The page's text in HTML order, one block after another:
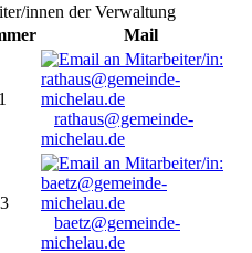
innen der Verwaltung
Mail
rathaus@gemeinde-
michelau.de
baetz@gemeinde-
michelau.de